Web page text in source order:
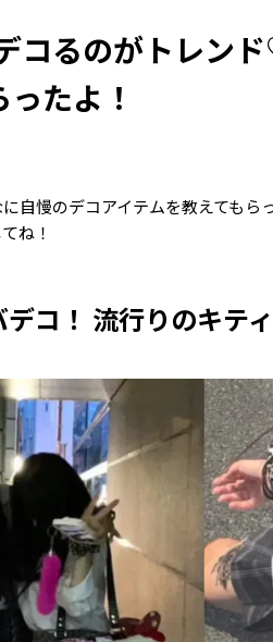
コるのがトレン
たよ！
自慢のデコアイテムを教えても
ね！
コ！ 流行りのキテ